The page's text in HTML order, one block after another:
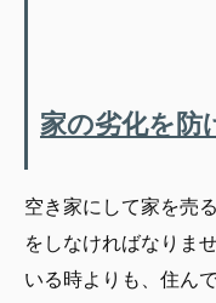
家の劣化を防
空き家にして家を売
をしなければなりま
いる時よりも、住ん